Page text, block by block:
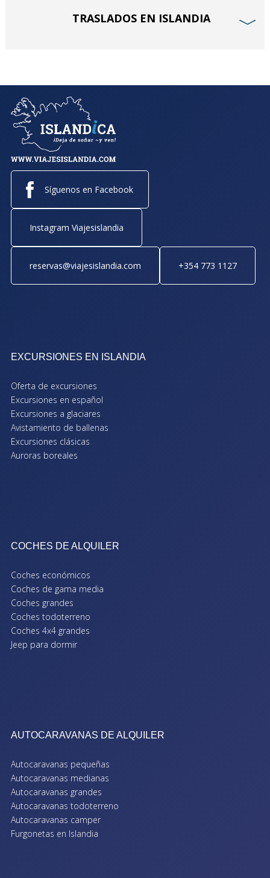
TRASLADOS EN ISLANDIA ﹀
Síguenos en Facebook
Instagram Viajesislandia
reservas@viajesislandia.com +354 773 1127
EXCURSIONES EN ISLANDIA
Oferta de excursiones
Excursiones en español
Excursiones a glaciares
Avistamiento de ballenas
Excursiones clásicas
Auroras boreales
COCHES DE ALQUILER
Coches económicos
Coches de gama media
Coches grandes
Coches todoterreno
Coches 4x4 grandes
Jeep para dormir
AUTOCARAVANAS DE ALQUILER
Autocaravanas pequeñas
Autocaravanas medianas
Autocaravanas grandes
Autocaravanas todoterreno
Autocaravanas camper
Furgonetas en Islandia